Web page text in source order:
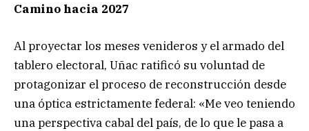
Camino hacia 2027
Al proyectar los meses venideros y el armado del
tablero electoral, Uñac ratificó su voluntad de
protagonizar el proceso de reconstrucción desde
una óptica estrictamente federal: «Me veo teniendo
una perspectiva cabal del país, de lo que le pasa a